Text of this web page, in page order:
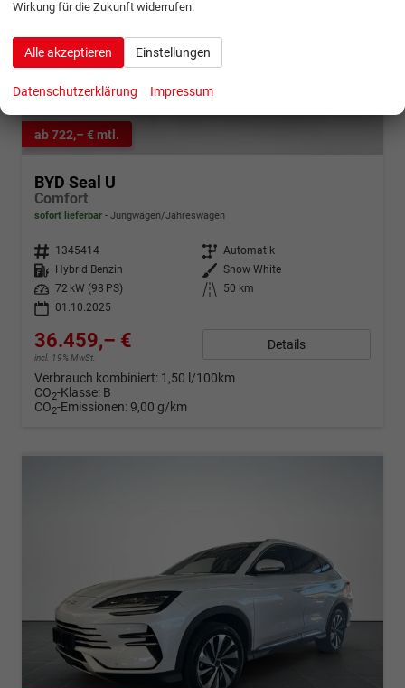
ab 722,– € mtl.
BYD Seal U
Comfort
sofort lieferbar Jungwagen/Jahreswagen
Fahrzeugnr. 1345414 Getriebe Automatik
Kraftstoff
Hybrid Benzin Außenfarbe Snow White
Leistung
72 kW (98 PS) Kilometerstand
50 km
01.10.2025
36.459,– €
incl. 19% MwSt.
Details
Verbrauch kombiniert: 1,50 l/100km
CO2-Klasse: B
CO2-Emissionen:9,00 g/km
Wirkung für die Zukunft widerrufen.
Alle akzeptieren Einstellungen
Datenschutzerklärung Impressum